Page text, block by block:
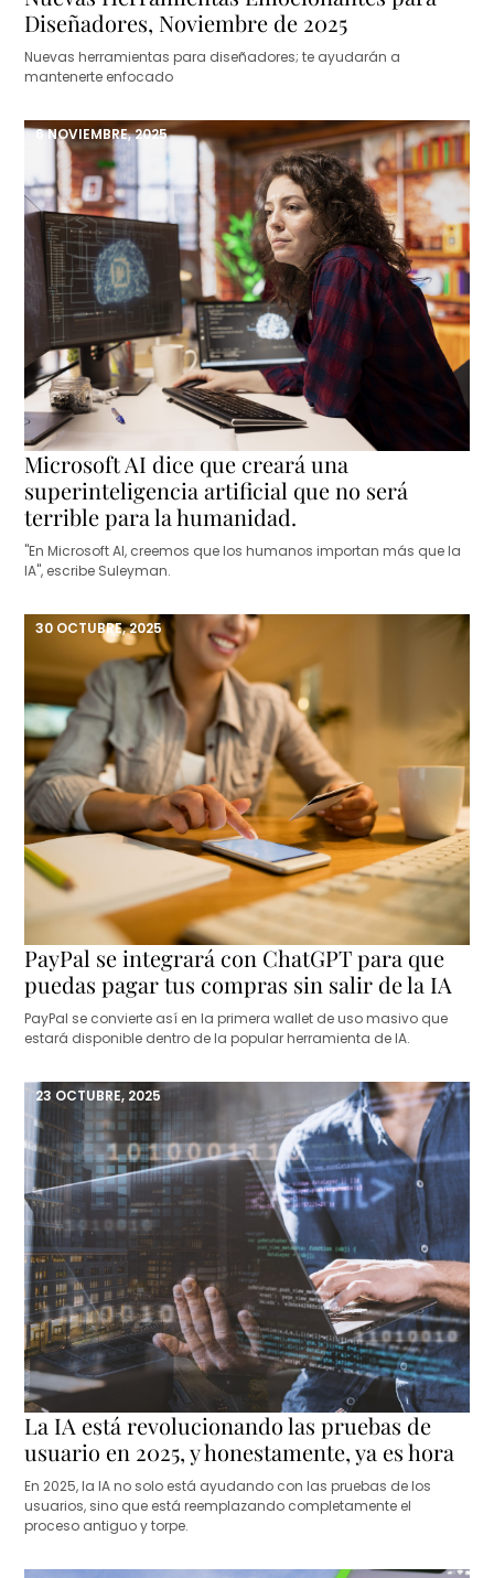
Diseñadores, Noviembre de 2025
Nuevas herramientas para diseñadores; te ayudarán a
mantenerte enfocado
6 NOVIEMBRE, 2025
Microsoft AI dice que creará una
superinteligencia artificial que no será
terrible para la humanidad.
"En Microsoft AI, creemos que los humanos importan más que la
IA", escribe Suleyman.
30 OCTUBRE, 2025
PayPal se integrará con ChatGPT para que
puedas pagar tus compras sin salir de la IA
PayPal se convierte así en la primera wallet de uso masivo que
estará disponible dentro de la popular herramienta de IA.
23 OCTUBRE, 2025
La IA está revolucionando las pruebas de
usuario en 2025, y honestamente, ya es hora
En 2025, la IA no solo está ayudando con las pruebas de los
usuarios, sino que está reemplazando completamente el
proceso antiguo y torpe.